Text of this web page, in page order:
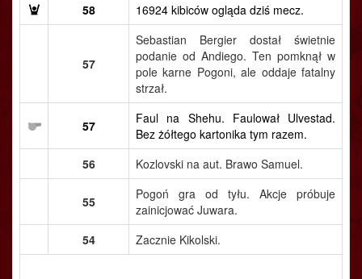
58
16924 kibiców ogląda dziś mecz.
57
Sebastian Bergier dostał świetnie
podanie od Andiego. Ten pomknął w
pole karne Pogoni, ale oddaje fatalny
strzał.
57
Faul na Shehu. Faulował Ulvestad.
Bez żółtego kartonika tym razem.
56
Kozlovski na aut. Brawo Samuel.
55
Pogoń gra od tyłu. Akcje próbuje
zainicjować Juwara.
54
Zacznie Kikolski.